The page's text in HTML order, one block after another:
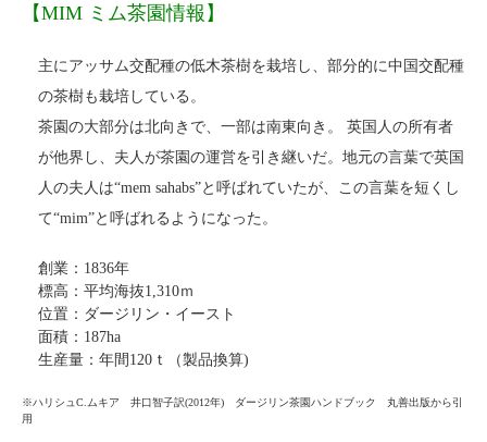
【MIM ミム茶園情報】
主にアッサム交配種の低木茶樹を栽培し、部分的に中国交配種
の茶樹も栽培している。
茶園の大部分は北向きで、一部は南東向き。 英国人の所有者
が他界し、夫人が茶園の運営を引き継いだ。地元の言葉で英国
人の夫人は“mem sahabs”と呼ばれていたが、この言葉を短くし
て“mim”と呼ばれるようになった。
創業：1836年
標高：平均海抜1,310ｍ
位置：ダージリン・イースト
面積：187ha
生産量：年間120ｔ（製品換算)
※ハリシュC.ムキア 井口智子訳(2012年) ダージリン茶園ハンドブック 丸善出版から引
用